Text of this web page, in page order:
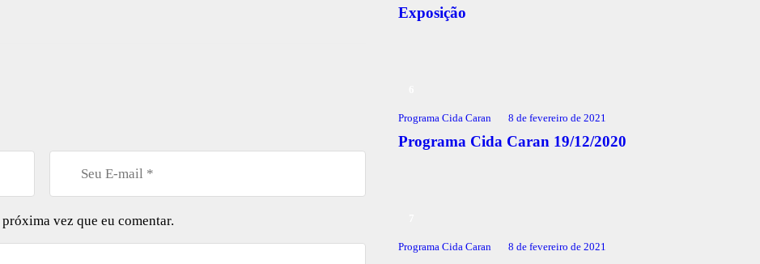
vez que eu comentar.
Exposição
Programa Cida Caran 8 de fevereiro de 2021
Programa Cida Caran 19/12/2020
Programa Cida Caran 8 de fevereiro de 2021